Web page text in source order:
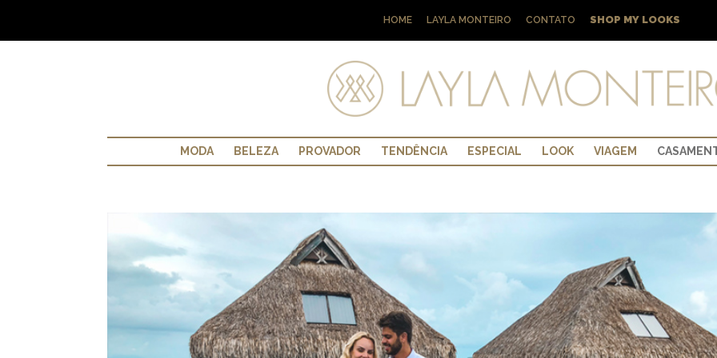
HOME LAYLA MONTEIRO CONTATO SHOP MY LOOKS
MODA BELEZA PROVADOR TENDÊNCIA ESPECIAL LOOK VIAGEM